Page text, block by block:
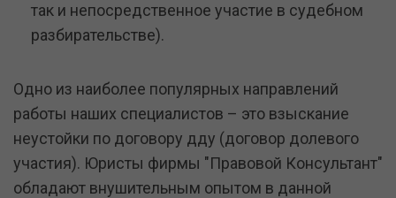
так и непосредственное участие в судебном
разбирательстве).
Одно из наиболее популярных направлений
работы наших специалистов – это взыскание
неустойки по договору дду (договор долевого
участия). Юристы фирмы "Правовой Консультант"
обладают внушительным опытом в данной